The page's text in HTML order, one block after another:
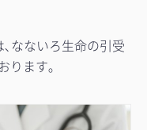
なないろ生命の引受
ります｡